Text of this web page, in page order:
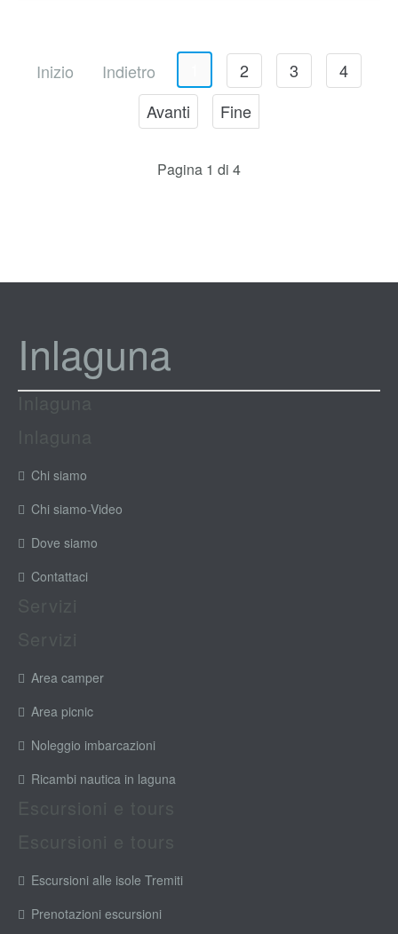
Inizio Indietro 2 3
4
Avanti
Fine
Pagina 1 di 4
Inlaguna
Chi siamo
Chi siamo-Video
Dove siamo
Contattaci
Area camper
Area picnic
Noleggio imbarcazioni
Ricambi nautica in laguna
Escursioni alle isole Tremiti
Prenotazioni escursioni